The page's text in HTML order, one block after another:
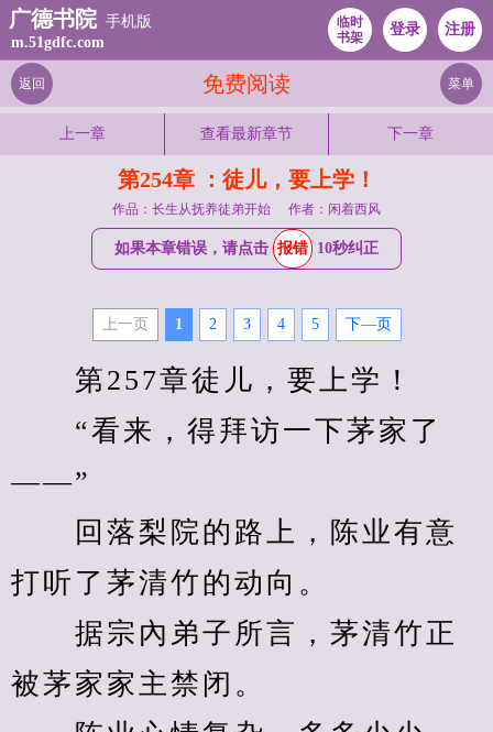
广德书院 手机版
m.51gdfc.com
临时
书架
登录 注册
免费阅读
返回 菜单
上一章 查看最新章节 下一章
第254章 ：徒儿，要上学！
作品：长生从抚养徒弟开始 作者：闲着西风
如果本章错误，请点击 报错 10秒纠正
上一页 1 2 3 4 5 下—页
第257章徒儿，要上学！
“看来，得拜访一下茅家了
——”
回落梨院的路上，陈业有意
打听了茅清竹的动向。
据宗內弟子所言，茅清竹正
被茅家家主禁闭。